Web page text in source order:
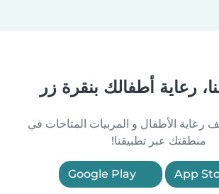
رعاية أطفالك بنقرة زر
الأطفال و المربيات المتاحات في
منطقتك عبر تطبيقنا!